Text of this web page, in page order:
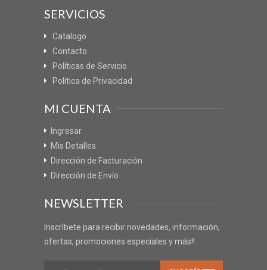
SERVICIOS
Catalogo
Contacto
Políticas de Servicio
Política de Privacidad
MI CUENTA
Ingresar
Mis Detalles
Dirección de Facturación
Dirección de Envío
NEWSLETTER
Inscríbete para recibir novedades, información,
ofertas, promociones especiales y más!!